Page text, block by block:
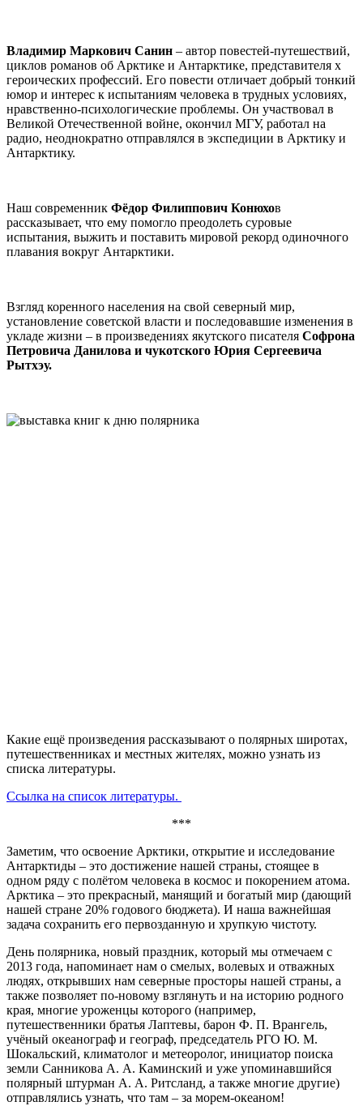
Владимир Маркович Санин – автор повестей-путешествий,
циклов романов об Арктике и Антарктике, представителя х
героических профессий. Его повести отличает добрый тонкий
юмор и интерес к испытаниям человека в трудных условиях,
нравственно-психологические проблемы. Он участвовал в
Великой Отечественной войне, окончил МГУ, работал на
радио, неоднократно отправлялся в экспедиции в Арктику и
Антарктику.
Наш современник Фёдор Филиппович Конюхов
рассказывает, что ему помогло преодолеть суровые
испытания, выжить и поставить мировой рекорд одиночного
плавания вокруг Антарктики.
Взгляд коренного населения на свой северный мир,
установление советской власти и последовавшие изменения в
укладе жизни – в произведениях якутского писателя Софрона
Петровича Данилова и чукотского Юрия Сергеевича
Рытхэу.
Какие ещё произведения рассказывают о полярных широтах,
путешественниках и местных жителях, можно узнать из
списка литературы.
Ссылка на список литературы.
***
Заметим, что освоение Арктики, открытие и исследование
Антарктиды – это достижение нашей страны, стоящее в
одном ряду с полётом человека в космос и покорением атома.
Арктика – это прекрасный, манящий и богатый мир (дающий
нашей стране 20% годового бюджета). И наша важнейшая
задача сохранить его первозданную и хрупкую чистоту.
День полярника, новый праздник, который мы отмечаем с
2013 года, напоминает нам о смелых, волевых и отважных
людях, открывших нам северные просторы нашей страны, а
также позволяет по-новому взглянуть и на историю родного
края, многие уроженцы которого (например,
путешественники братья Лаптевы, барон Ф. П. Врангель,
учёный океанограф и географ, председатель РГО Ю. М.
Шокальский, климатолог и метеоролог, инициатор поиска
земли Санникова А. А. Каминский и уже упоминавшийся
полярный штурман А. А. Ритсланд, а также многие другие)
отправлялись узнать, что там – за морем-океаном!